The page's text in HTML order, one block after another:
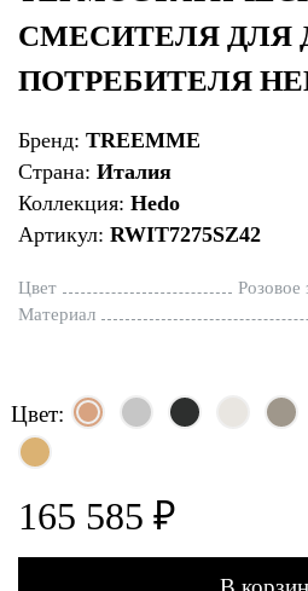
СМЕСИТЕЛЯ ДЛЯ
ПОТРЕБИТЕЛЯ
Бренд: TREEMME
Страна: Италия
Коллекция: Hedo
Артикул: RWIT7275SZ42
Цвет
Розовое
Материал
Цвет:
165 585 ₽